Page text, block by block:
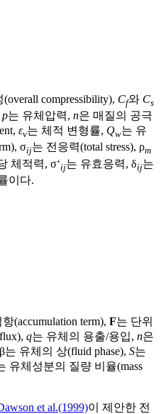
compressibility), Cf와 Cs
p는 유체압력, n은 매질의 공극
εv는 체적 변형률, Qw는 유
σij는 전응력(total stress), ρm
체적력, σ‘ij는 유효응력, δij는
이다.
(accumulation term), F는 단위
q는 유체의 용출/용입, n은
는 유체의 상(fluid phase), S는
유체성분의 질량 비율(mass
et al.(1999)이 제안한 전